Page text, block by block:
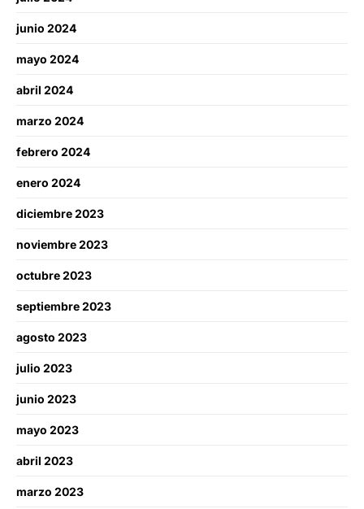
junio 2024
mayo 2024
abril 2024
marzo 2024
febrero 2024
enero 2024
diciembre 2023
noviembre 2023
octubre 2023
septiembre 2023
agosto 2023
julio 2023
junio 2023
mayo 2023
abril 2023
marzo 2023